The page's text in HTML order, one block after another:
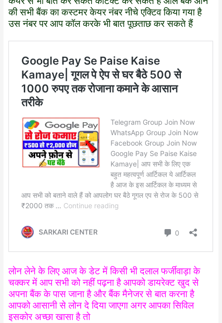
की सभी बैंक का कस्टमर केयर नंबर नीचे एक्टिव किया गया है
उस नंबर पर आप कॉल करके भी बात पूछताछ कर सकते हैं
लोन लेने के लिए आज के डेट में किसी भी दलाल फर्जीवाड़ा के
चक्कर में आप सभी को नहीं पढ़ना है आपको डायरेक्ट खुद से
अपना बैंक के पास जाना है और बैंक मैनेजर से बात करना है
आपको आसानी से लोन दे दिया जाएगा अगर आपका सिविल
इसकोर अच्छा खासा है तो